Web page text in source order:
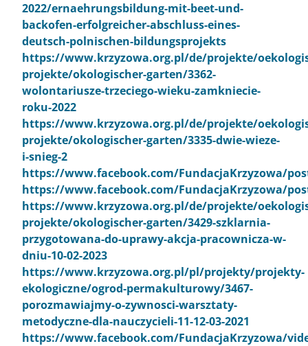
2022/ernaehrungsbildung-mit-beet-und-
backofen-erfolgreicher-abschluss-eines-
deutsch-polnischen-bildungsprojekts
https://www.krzyzowa.org.pl/de/projekte/
projekte/okologischer-garten/3362-
wolontariusze-trzeciego-wieku-zamkniecie-
roku-2022
https://www.krzyzowa.org.pl/de/projekte/
projekte/okologischer-garten/3335-dwie-wieze-
i-snieg-2
https://www.facebook.com/FundacjaKrzyzowa/
https://www.facebook.com/FundacjaKrzyzowa/
https://www.krzyzowa.org.pl/de/projekte/
projekte/okologischer-garten/3429-szklarnia-
przygotowana-do-uprawy-akcja-pracownicza-w-
dniu-10-02-2023
https://www.krzyzowa.org.pl/pl/projekty/projekty-
ekologiczne/ogrod-permakulturowy/3467-
porozmawiajmy-o-zywnosci-warsztaty-
metodyczne-dla-nauczycieli-11-12-03-2021
https://www.facebook.com/FundacjaKrzyzowa/